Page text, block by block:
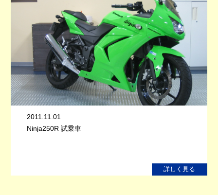
2011.11.01
Ninja250R 試乗車
詳しく見る